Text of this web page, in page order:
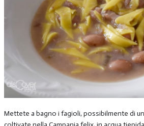
Mettete a bagno i fagioli, possibilmente di